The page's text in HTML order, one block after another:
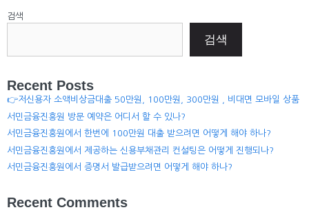
검색
검색
Recent Posts
👉저신용자 소액비상금대출 50만원, 100만원, 300만원 , 비대면 모바일 상품
서민금융진흥원 방문 예약은 어디서 할 수 있나?
서민금융진흥원에서 한번에 100만원 대출 받으려면 어떻게 해야 하나?
서민금융진흥원에서 제공하는 신용부채관리 컨설팅은 어떻게 진행되나?
서민금융진흥원에서 증명서 발급받으려면 어떻게 해야 하나?
Recent Comments